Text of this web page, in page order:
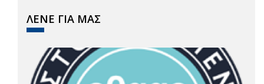
ΛΕΝΕ ΓΙΑ ΜΑΣ